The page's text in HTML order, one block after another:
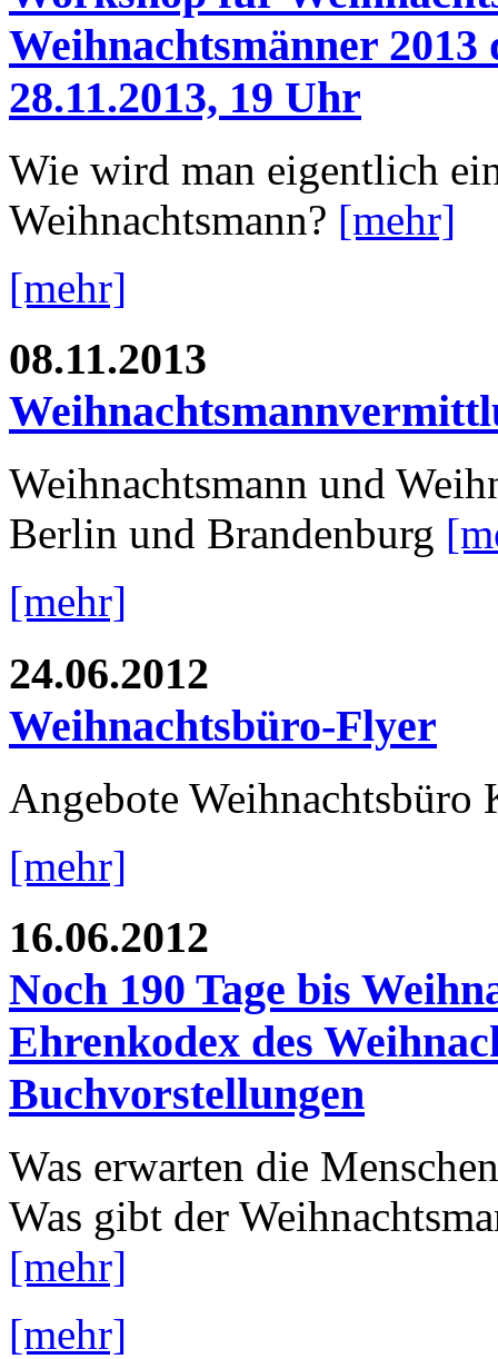
Weihnachtsmänner 2013
28.11.2013, 19 Uhr
Wie wird man eigentlich
Weihnachtsmann? [mehr]
[mehr]
08.11.2013
Weihnachtsmann und
Berlin und Brandenburg
[mehr]
24.06.2012
Weihnachtsbüro-Flyer
Angebote Weihnachtsbüro
[mehr]
16.06.2012
Noch 190 Tage bis
Ehrenkodex des
Buchvorstellungen
Was erwarten die
Was gibt der
[mehr]
[mehr]